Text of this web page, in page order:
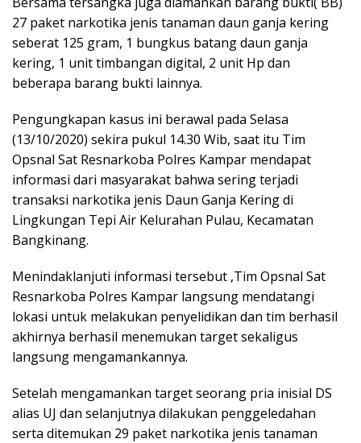
27 paket narkotika jenis tanaman daun ganja kering
seberat 125 gram, 1 bungkus batang daun ganja
kering, 1 unit timbangan digital, 2 unit Hp dan
beberapa barang bukti lainnya.
Pengungkapan kasus ini berawal pada Selasa
(13/10/2020) sekira pukul 14.30 Wib, saat itu Tim
Opsnal Sat Resnarkoba Polres Kampar mendapat
informasi dari masyarakat bahwa sering terjadi
transaksi narkotika jenis Daun Ganja Kering di
Lingkungan Tepi Air Kelurahan Pulau, Kecamatan
Bangkinang.
Menindaklanjuti informasi tersebut ,Tim Opsnal Sat
Resnarkoba Polres Kampar langsung mendatangi
lokasi untuk melakukan penyelidikan dan tim berhasil
akhirnya berhasil menemukan target sekaligus
langsung mengamankannya.
Setelah mengamankan target seorang pria inisial DS
alias UJ dan selanjutnya dilakukan penggeledahan
serta ditemukan 29 paket narkotika jenis tanaman